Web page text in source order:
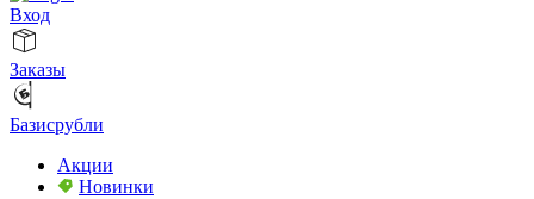
Вход
Заказы
Базисрубли
Акции
Новинки